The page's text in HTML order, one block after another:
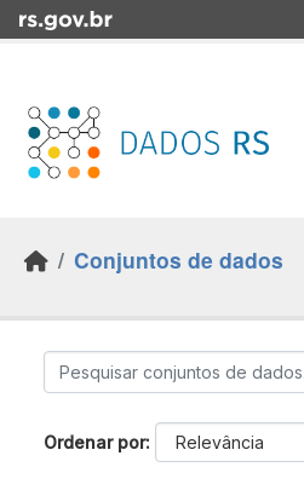
Skip to main content
Conjuntos de dados
Ordenar por